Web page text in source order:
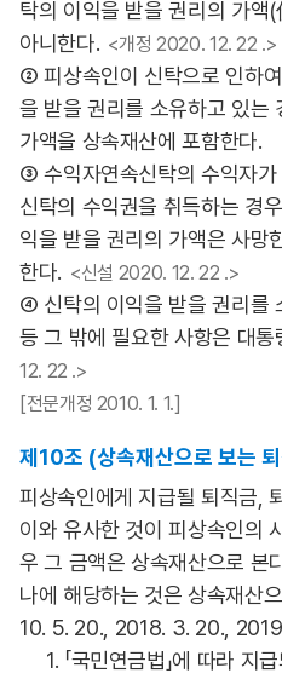
탁의 이익을 받을 권리의 가액
아니한다. <개정 2020. 12. 22 .>
② 피상속인이 신탁으로 인하
을 받을 권리를 소유하고 있는
가액을 상속재산에 포함한다.
③ 수익자연속신탁의 수익자
신탁의 수익권을 취득하는 경
익을 받을 권리의 가액은 사망
한다. <신설 2020. 12. 22 .>
④ 신탁의 이익을 받을 권리를
등 그 밖에 필요한 사항은 대통
12. 22 .>
[전문개정 2010. 1. 1.]
제10조 (상속재산으로 보는
피상속인에게 지급될 퇴직금,
이와 유사한 것이 피상속인의
우 그 금액은 상속재산으로 본
나에 해당하는 것은 상속재산
10. 5. 20., 2018. 3. 20.,
1. 「국민연금법」에 따라